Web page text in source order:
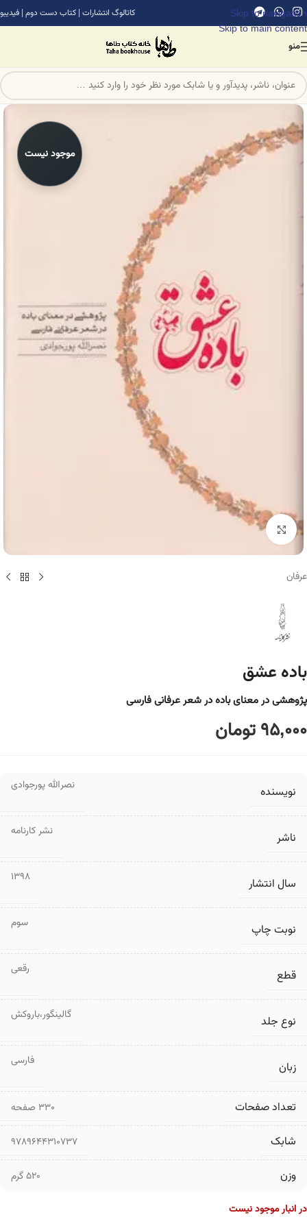
Skip to navigation
Skip to main content
کاتالوگ انتشارات | کتاب دست دوم | فیدیبو
منو
موجود نیست
برای بزرگنمایی کلیک کنید
عرفان
باده عشق
پژوهشی در معنای باده در شعر عرفانی فارسی
95,000تومان
نویسنده نصرالله پورجوادی
ناشر نشر کارنامه
سال انتشار 1398
نوبت چاپ سوم
قطع رقعی
نوع جلد گالینگور،باروکش
زبان فارسی
تعداد صفحات ۳۳۰ صفحه
شابک 9789644310737
وزن 520 گرم
در انبار موجود نیست